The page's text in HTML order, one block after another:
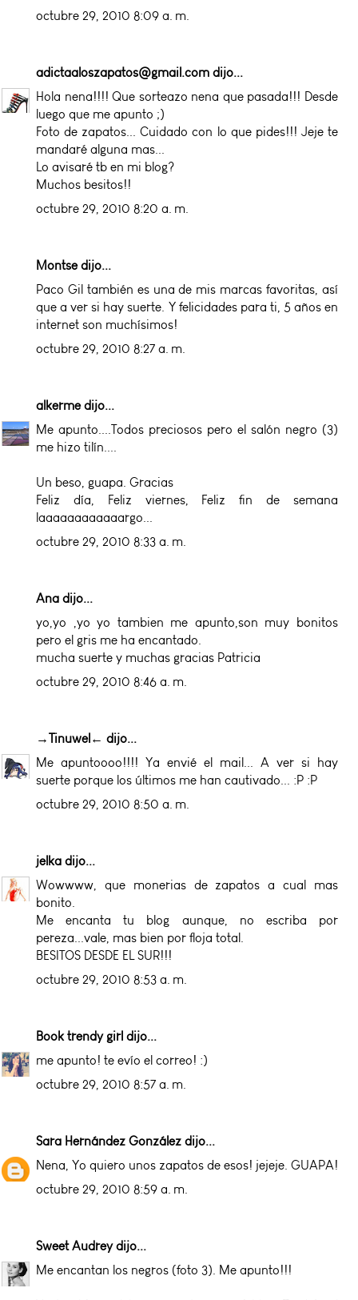
octubre 29, 2010 8:09 a. m.
adictaaloszapatos@gmail.com dijo...
Hola nena!!!! Que sorteazo nena que pasada!!! Desde
luego que me apunto ;)
Foto de zapatos... Cuidado con lo que pides!!! Jeje te
mandaré alguna mas...
Lo avisaré tb en mi blog?
Muchos besitos!!
octubre 29, 2010 8:20 a. m.
Montse dijo...
Paco Gil también es una de mis marcas favoritas, así
que a ver si hay suerte. Y felicidades para ti, 5 años en
internet son muchísimos!
octubre 29, 2010 8:27 a. m.
alkermedijo...
Me apunto....Todos preciosos pero el salón negro (3)
me hizo tilín....
Un beso, guapa. Gracias
Feliz día, Feliz viernes, Feliz fin de semana
laaaaaaaaaaaargo...
octubre 29, 2010 8:33 a. m.
Ana dijo...
yo,yo ,yo yo tambien me apunto,son muy bonitos
pero el gris me ha encantado.
mucha suerte y muchas gracias Patricia
octubre 29, 2010 8:46 a. m.
→Tinuwel← dijo...
Me apuntoooo!!!! Ya envié el mail... A ver si hay
suerte porque los últimos me han cautivado... :P :P
octubre 29, 2010 8:50 a. m.
jelka dijo...
Wowwww, que monerias de zapatos a cual mas
bonito.
Me encanta tu blog aunque, no escriba por
pereza...vale, mas bien por floja total.
BESITOS DESDE EL SUR!!!
octubre 29, 2010 8:53 a. m.
Book trendy girl dijo...
me apunto! te evío el correo! :)
octubre 29, 2010 8:57 a. m.
Sara Hernández González dijo...
Nena, Yo quiero unos zapatos de esos! jejeje. GUAPA!
octubre 29, 2010 8:59 a. m.
Sweet Audreydijo...
Me encantan los negros (foto 3). Me apunto!!!